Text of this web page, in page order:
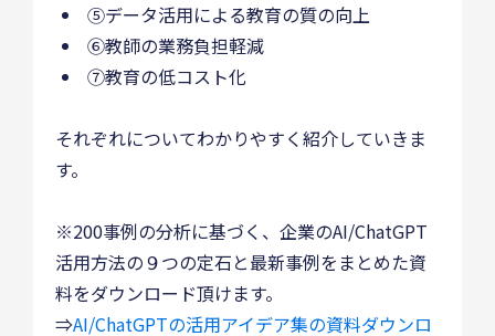
⑤データ活用による教育の質の向上
⑥教師の業務負担軽減
⑦教育の低コスト化
それぞれについてわかりやすく紹介していきま
す。
※200事例の分析に基づく、企業のAI/ChatGPT
活用方法の９つの定石と最新事例をまとめた資
料をダウンロード頂けます。
⇒AI/ChatGPTの活用アイデア集の資料ダウンロ